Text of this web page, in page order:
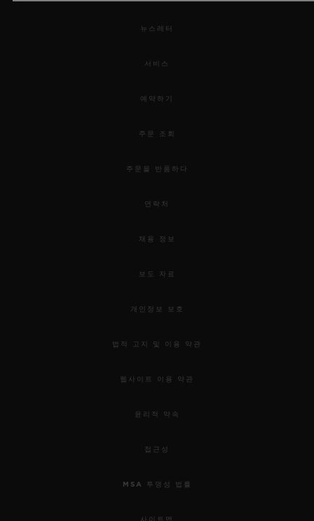
뉴스레터
서비스
예약하기
주문 조회
주문을 반품하다
연락처
채용 정보
보도 자료
개인정보 보호
법적 고지 및 이용 약관
웹사이트 이용 약관
윤리적 약속
접근성
MSA 투명성 법률
사이트맵